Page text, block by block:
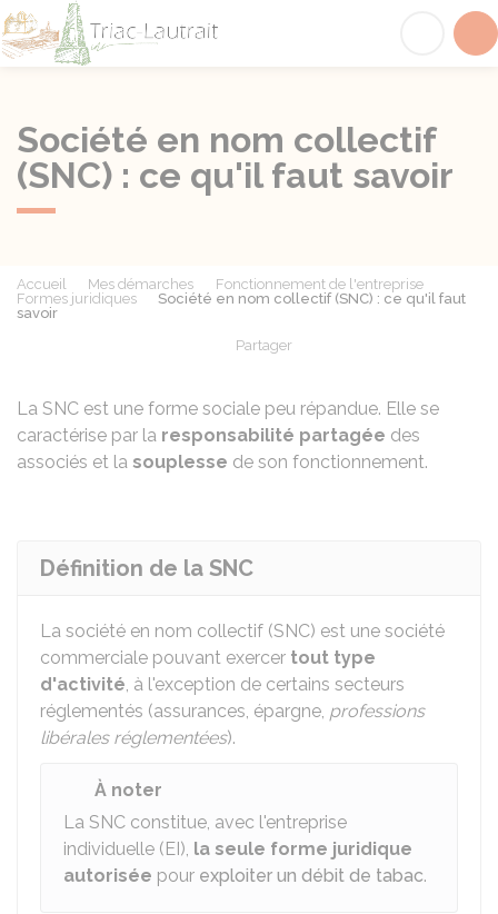
Société en nom collectif
(SNC) : ce qu'il faut savoir
Accueil Mes démarches
Fonctionnement de l'entreprise
Formes juridiques
Société en nom collectif (SNC) : ce qu'il faut
savoir
Partager
La SNC est une forme sociale peu répandue. Elle se
caractérise par la responsabilité partagée des
associés et la souplesse de son fonctionnement.
Définition de la SNC
La société en nom collectif (SNC) est une société
commerciale pouvant exercer tout type
d'activité, à l'exception de certains secteurs
réglementés (assurances, épargne, professions
libérales réglementées).
À noter
La SNC constitue, avec l'entreprise
individuelle (EI), la seule forme juridique
autorisée pour exploiter un débit de tabac.